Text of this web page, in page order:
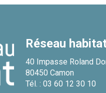
Réseau
40 Impasse Roland
80450 Camon
Tél. : 03 60 12 30 10